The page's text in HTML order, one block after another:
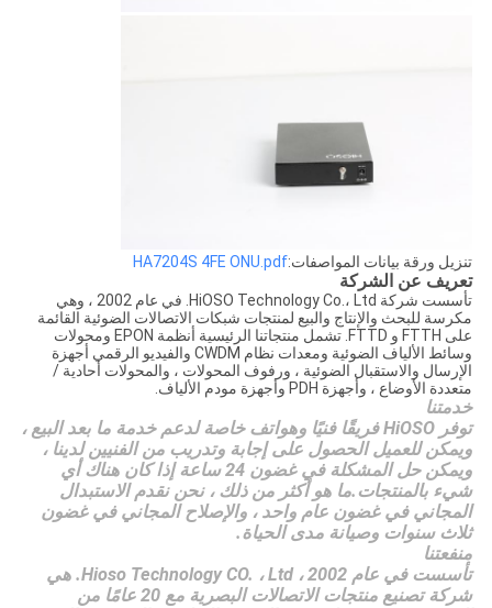
تنزيل ورقة بيانات المواصفات:HA7204S 4FE ONU.pdf
تعريف عن الشركة
تأسست شركة HiOSO Technology Co.، Ltd. في عام 2002 ، وهي
مكرسة للبحث والإنتاج والبيع لمنتجات شبكات الاتصالات الضوئية القائمة
على FTTH و FTTD. تشمل منتجاتنا الرئيسية أنظمة EPON ومحولات
وسائط الألياف الضوئية ومعدات نظام CWDM والفيديو الرقمي أجهزة
الإرسال والاستقبال الضوئية ، ورفوف المحولات ، والمحولات أحادية /
متعددة الأوضاع ، وأجهزة PDH وأجهزة مودم الألياف.
خدمتنا
توفر HiOSO فريقًا فنيًا وهواتف خاصة لدعم خدمة ما بعد البيع ،
ويمكن للعميل الحصول على إجابة وتدريب من الفنيين لدينا ،
ويمكن حل المشكلة في غضون 24 ساعة إذا كان هناك أي
شيء بالمنتجات.ما هو أكثر من ذلك ، نحن نقدم الاستبدال
المجاني في غضون عام واحد ، والإصلاح المجاني في غضون
ثلاث سنوات وصيانة مدى الحياة.
منفعتنا
تأسست في عام 2002 ، Hioso Technology CO. ، Ltd. هي
شركة تصنيع منتجات الاتصالات البصرية مع 20 عامًا من